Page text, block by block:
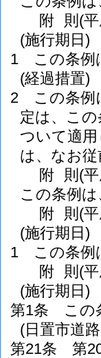
附 則 (
(施行期日)
1
この条例
(経過措置)
2
この条例
定は、こ
ついて適
は、なお
附 則 (
この条例
附 則 (
(施行期日)
1
この条例
附 則 (
(施行期日)
第1条
この
(日置市道
第21条
第